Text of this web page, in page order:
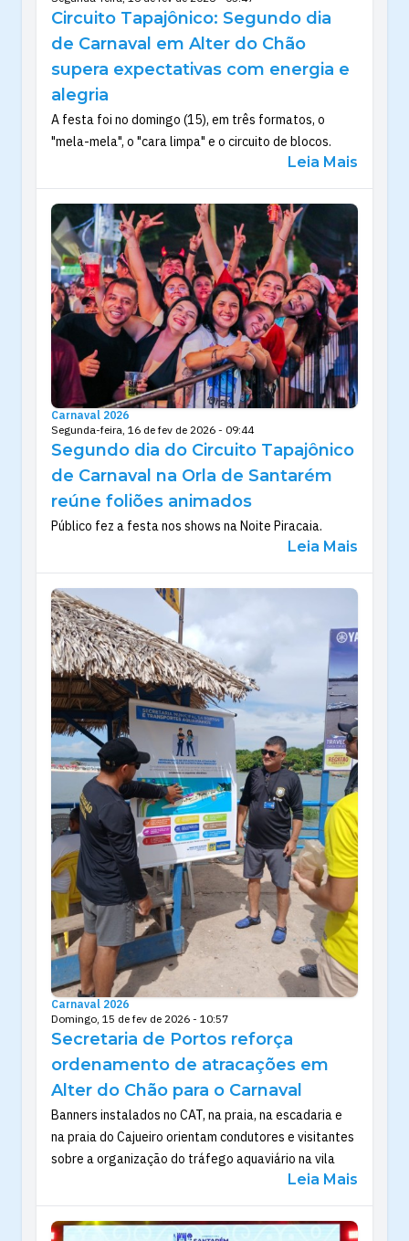
Circuito Tapajônico: Segundo dia
de Carnaval em Alter do Chão
supera expectativas com energia e
alegria
A festa foi no domingo (15), em três formatos, o
"mela-mela", o "cara limpa" e o circuito de blocos.
Leia Mais
Carnaval 2026
Segunda-feira, 16 de fev de 2026 - 09:44
Segundo dia do Circuito Tapajônico
de Carnaval na Orla de Santarém
reúne foliões animados
Público fez a festa nos shows na Noite Piracaia.
Leia Mais
Carnaval 2026
Domingo, 15 de fev de 2026 - 10:57
Secretaria de Portos reforça
ordenamento de atracações em
Alter do Chão para o Carnaval
Banners instalados no CAT, na praia, na escadaria e
na praia do Cajueiro orientam condutores e visitantes
sobre a organização do tráfego aquaviário na vila
Leia Mais